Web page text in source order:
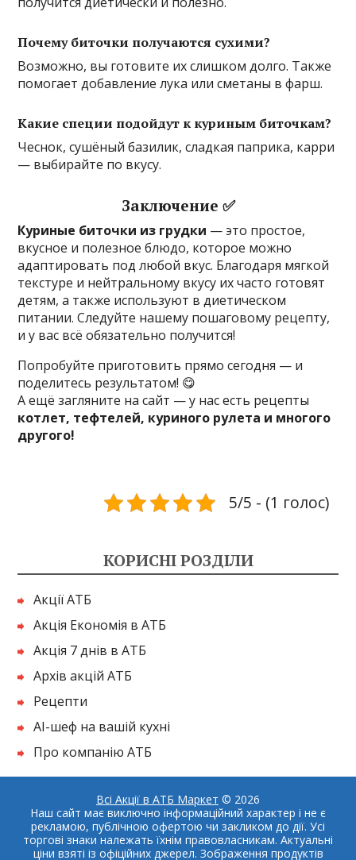
Почему биточки получаются сухими?
Возможно, вы готовите их слишком долго. Также
помогает добавление лука или сметаны в фарш.
Какие специи подойдут к куриным биточкам?
Чеснок, сушёный базилик, сладкая паприка, карри
— выбирайте по вкусу.
Заключение ✅
Куриные биточки из грудки — это простое,
вкусное и полезное блюдо, которое можно
адаптировать под любой вкус. Благодаря мягкой
текстуре и нейтральному вкусу их часто готовят
детям, а также используют в диетическом
питании. Следуйте нашему пошаговому рецепту,
и у вас всё обязательно получится!
Попробуйте приготовить прямо сегодня — и
поделитесь результатом! 😋
А ещё загляните на сайт — у нас есть рецепты
котлет, тефтелей, куриного рулета и многого
другого!
5/5 - (1 голос)
КОРИСНІ РОЗДІЛИ
Акції АТБ
Акція Економія в АТБ
Акція 7 днів в АТБ
Архів акцій АТБ
Рецепти
AI-шеф на вашій кухні
Про компанію АТБ
Всі Акції в АТБ Маркет © 2026
Наш сайт має виключно інформаційний характер і не є
рекламою, публічною офертою чи закликом до дії. Усі
торгові знаки належать їхнім правовласникам. Актуальні
ціни взяті із офіційних джерел. Зображення продуктів